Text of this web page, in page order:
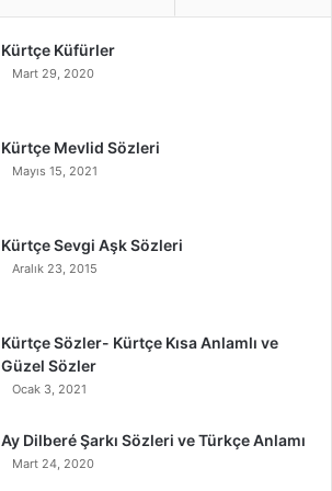
Kürtçe Küfürler
Mart 29, 2020
Kürtçe Mevlid Sözleri
Mayıs 15, 2021
Kürtçe Sevgi Aşk Sözleri
Aralık 23, 2015
Kürtçe Sözler- Kürtçe Kısa Anlamlı ve
Güzel Sözler
Ocak 3, 2021
Ay Dilberé Şarkı Sözleri ve Türkçe Anlamı
Mart 24, 2020